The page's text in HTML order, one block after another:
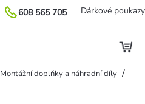
608 565 705 Dárkové poukazy
Montážní doplňky a náhradní díly /